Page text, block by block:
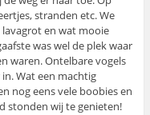
stranden etc. We
lavagrot en wat mooie
was wel de plek waar
waren. Ontelbare vogels
Wat een machtig
nog eens vele boobies en
stonden wij te genieten!